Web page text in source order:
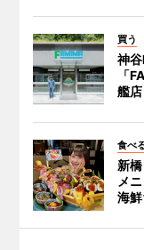
買う
神
「
艦店
食べ
新
メ
海